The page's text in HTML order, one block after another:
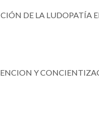
DE LA LUDOPATÍA
Y